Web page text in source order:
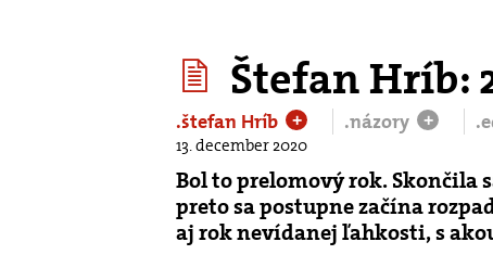
Štefan Hríb:
.štefan Hríb + .názory +
13. december 2020
Bol to prelomový rok. Skončila
preto sa postupne začína
aj rok nevídanej ľahkosti, s